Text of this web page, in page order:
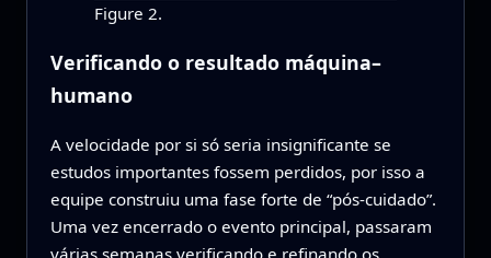
Figure 2.
Verificando o resultado máquina–
humano
A velocidade por si só seria insignificante se
estudos importantes fossem perdidos, por isso a
equipe construiu uma fase forte de “pós-cuidado”.
Uma vez encerrado o evento principal, passaram